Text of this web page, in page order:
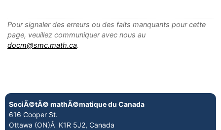
Pour signaler des erreurs ou des faits manquants pour cette
page, veuillez communiquer avec nous au
docm@smc.math.ca.
SociÃ©tÃ© mathÃ©matique du Canada
616 Cooper St.
Ottawa (ON)Â K1R 5J2, Canada